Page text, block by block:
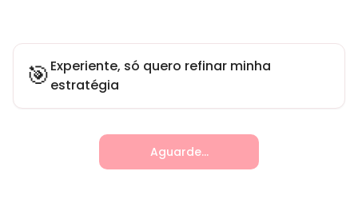
🎯Experiente, só quero refinar minha
estratégia
Aguarde...